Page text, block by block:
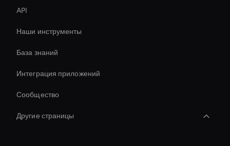
API
Наши инструменты
База знаний
Интеграция приложений
Сообщество
Другие страницы